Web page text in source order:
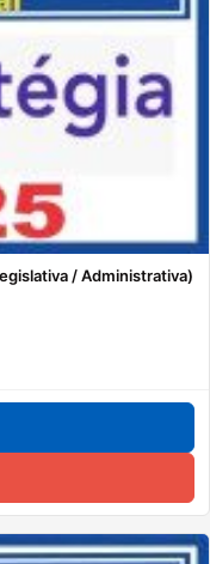
/ Administrativa)